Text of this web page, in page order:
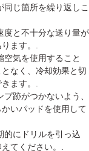
同じ箇所を繰り返しこ
度と不十分な送り量が
ます。.
空気を使用すること
なく、冷却効果と切
ます。.
プ跡がつかないよう、
いパッドを使用して
的にドリルを引っ込
てください。.